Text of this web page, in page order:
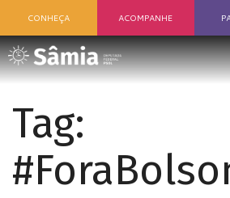
CONHEÇA ACOMPANHE
Tag: